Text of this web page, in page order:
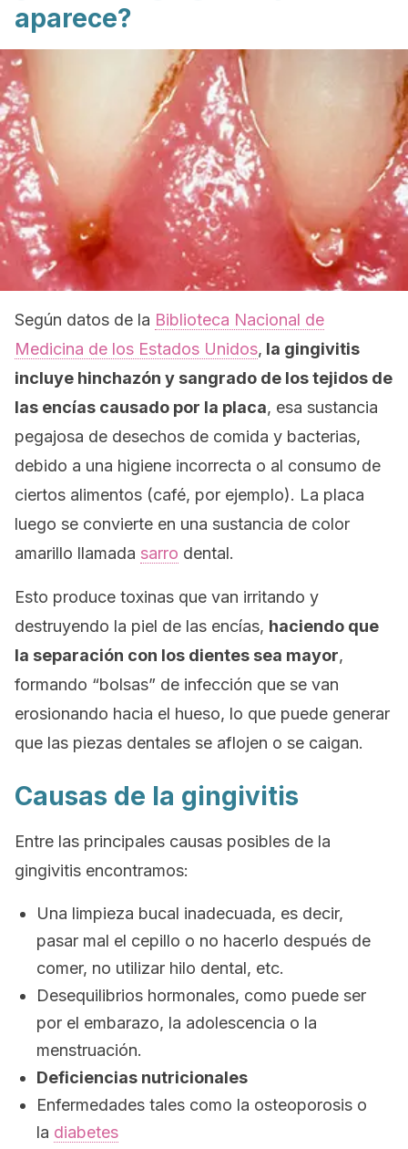
aparece?
Según datos de la Biblioteca Nacional de
Medicina de los Estados Unidos, la gingivitis
incluye hinchazón y sangrado de los tejidos de
las encías causado por la placa, esa sustancia
pegajosa de desechos de comida y bacterias,
debido a una higiene incorrecta o al consumo de
ciertos alimentos (café, por ejemplo). La placa
luego se convierte en una sustancia de color
amarillo llamada sarro dental.
Esto produce toxinas que van irritando y
destruyendo la piel de las encías, haciendo que
la separación con los dientes sea mayor,
formando “bolsas” de infección que se van
erosionando hacia el hueso, lo que puede generar
que las piezas dentales se aflojen o se caigan.
Causas de la gingivitis
Entre las principales causas posibles de la
gingivitis encontramos:
Una limpieza bucal inadecuada, es decir,
pasar mal el cepillo o no hacerlo después de
comer, no utilizar hilo dental, etc.
Desequilibrios hormonales, como puede ser
por el embarazo, la adolescencia o la
menstruación.
Deficiencias nutricionales
Enfermedades tales como la osteoporosis o
la diabetes